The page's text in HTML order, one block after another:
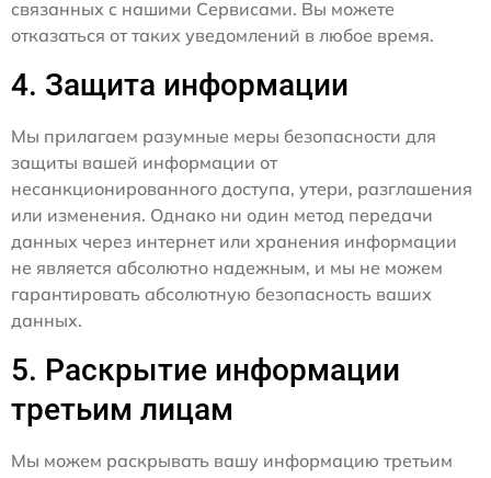
связанных с нашими Сервисами. Вы можете
отказаться от таких уведомлений в любое время.
4. Защита информации
Мы прилагаем разумные меры безопасности для
защиты вашей информации от
несанкционированного доступа, утери, разглашения
или изменения. Однако ни один метод передачи
данных через интернет или хранения информации
не является абсолютно надежным, и мы не можем
гарантировать абсолютную безопасность ваших
данных.
5. Раскрытие информации
третьим лицам
Мы можем раскрывать вашу информацию третьим